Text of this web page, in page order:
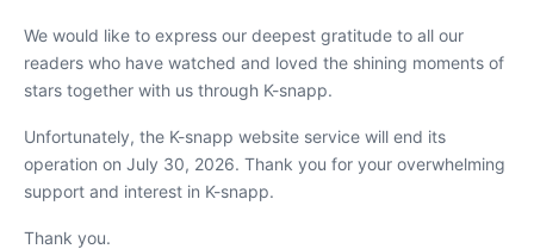
We would like to express our deepest gratitude to all our
readers who have watched and loved the shining moments of
stars together with us through K-snapp.
Unfortunately, the K-snapp website service will end its
operation on July 30, 2026. Thank you for your overwhelming
support and interest in K-snapp.
Thank you.